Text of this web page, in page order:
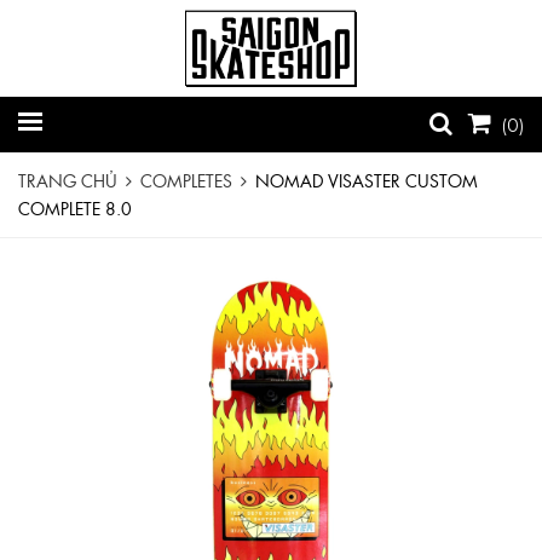
(0)
TRANG CHỦ COMPLETES
NOMAD VISASTER CUSTOM
COMPLETE 8.0